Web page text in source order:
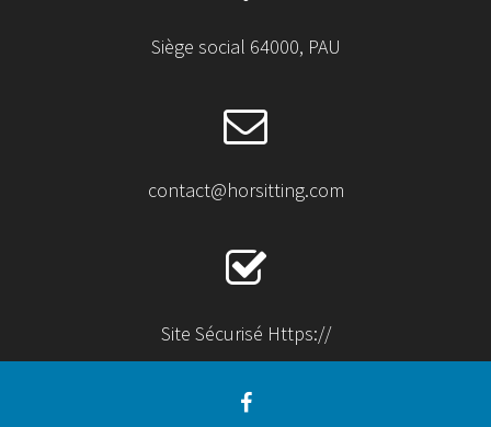
Siège social 64000, PAU
contact@horsitting.com
Site Sécurisé Https://